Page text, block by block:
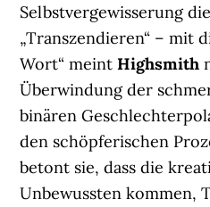
Selbstvergewisserung
„Transzendieren“ – mit
Wort“ meintHighsmith
Überwindung der
binären
den schöpferischen
betont sie, dass die
Unbewussten kommen,